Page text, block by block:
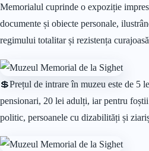
Memorialul cuprinde o expoziție
documente și obiecte personale,
regimului totalitar și rezistența
💲Prețul de intrare în muzeu este de 5
pensionari, 20 lei adulți, iar pentru
politic, persoanele cu dizabilități și